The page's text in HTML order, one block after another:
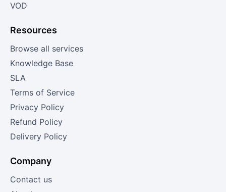
VOD
Resources
Browse all services
Knowledge Base
SLA
Terms of Service
Privacy Policy
Refund Policy
Delivery Policy
Company
Contact us